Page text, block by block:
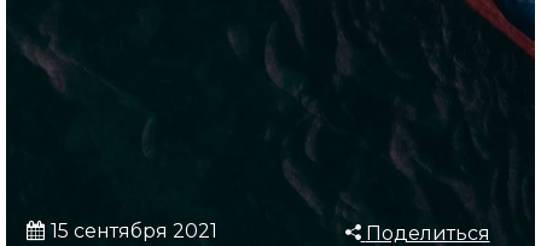
15 сентября 2021 Поделиться